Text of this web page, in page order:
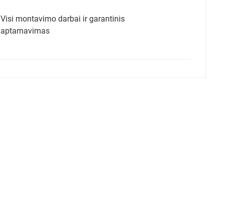
Visi montavimo darbai ir garantinis
aptarnavimas